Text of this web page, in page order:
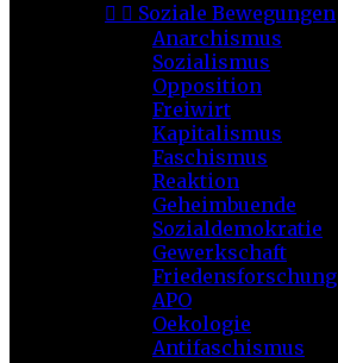
  Soziale Bewegungen
Anarchismus
Sozialismus
Opposition
Freiwirt
Kapitalismus
Faschismus
Reaktion
Geheimbuende
Sozialdemokratie
Gewerkschaft
Friedensforschung
APO
Oekologie
Antifaschismus